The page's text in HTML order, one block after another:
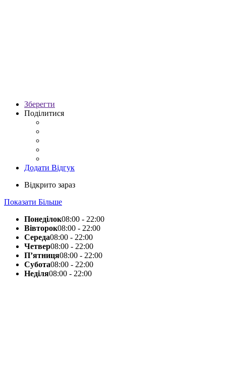
Зберегти
Поділитися
Додати Відгук
Відкрито зараз
Показати Більше
Понеділок08:00 - 22:00
Вівторок08:00 - 22:00
Середа08:00 - 22:00
Четвер08:00 - 22:00
П’ятниця08:00 - 22:00
Субота08:00 - 22:00
Неділя08:00 - 22:00